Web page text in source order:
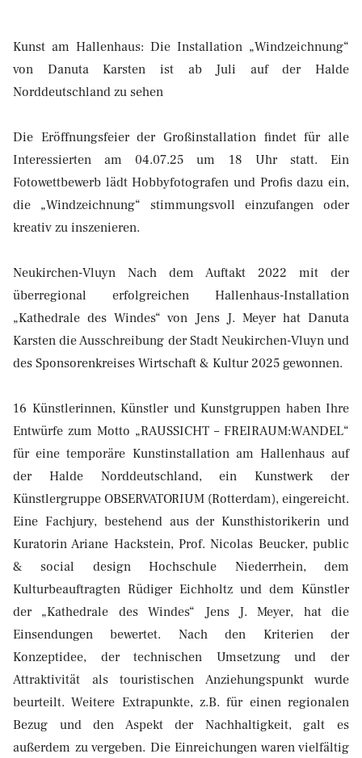
Kunst am Hallenhaus: Die Installation „Windzeichnung“
von Danuta Karsten ist ab Juli auf der Halde
Norddeutschland zu sehen
Die Eröffnungsfeier der Großinstallation findet für alle
Interessierten am 04.07.25 um 18 Uhr statt. Ein
Fotowettbewerb lädt Hobbyfotografen und Profis dazu ein,
die „Windzeichnung“ stimmungsvoll einzufangen oder
kreativ zu inszenieren.
Neukirchen-Vluyn Nach dem Auftakt 2022 mit der
überregional erfolgreichen Hallenhaus-Installation
„Kathedrale des Windes“ von Jens J. Meyer hat Danuta
Karsten die Ausschreibung der Stadt Neukirchen-Vluyn und
des Sponsorenkreises Wirtschaft & Kultur 2025 gewonnen.
16 Künstlerinnen, Künstler und Kunstgruppen haben Ihre
Entwürfe zum Motto „RAUSSICHT – FREIRAUM:WANDEL“
für eine temporäre Kunstinstallation am Hallenhaus auf
der Halde Norddeutschland, ein Kunstwerk der
Künstlergruppe OBSERVATORIUM (Rotterdam), eingereicht.
Eine Fachjury, bestehend aus der Kunsthistorikerin und
Kuratorin Ariane Hackstein, Prof. Nicolas Beucker, public
& social design Hochschule Niederrhein, dem
Kulturbeauftragten Rüdiger Eichholtz und dem Künstler
der „Kathedrale des Windes“ Jens J. Meyer, hat die
Einsendungen bewertet. Nach den Kriterien der
Konzeptidee, der technischen Umsetzung und der
Attraktivität als touristischen Anziehungspunkt wurde
beurteilt. Weitere Extrapunkte, z.B. für einen regionalen
Bezug und den Aspekt der Nachhaltigkeit, galt es
außerdem zu vergeben. Die Einreichungen waren vielfältig